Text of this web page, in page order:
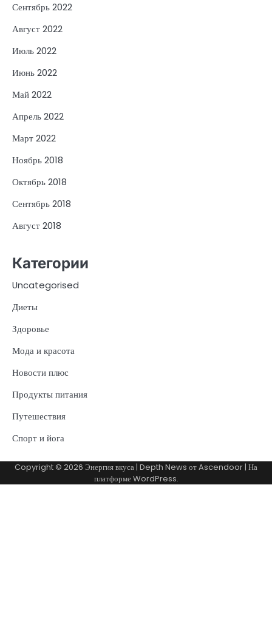
Сентябрь 2022
Август 2022
Июль 2022
Июнь 2022
Май 2022
Апрель 2022
Март 2022
Ноябрь 2018
Октябрь 2018
Сентябрь 2018
Август 2018
Категории
Uncategorised
Диеты
Здоровье
Мода и красота
Новости плюс
Продукты питания
Путешествия
Спорт и йога
Copyright © 2026 Энергия вкуса| Depth News отAscendoor| На
платформеWordPress.